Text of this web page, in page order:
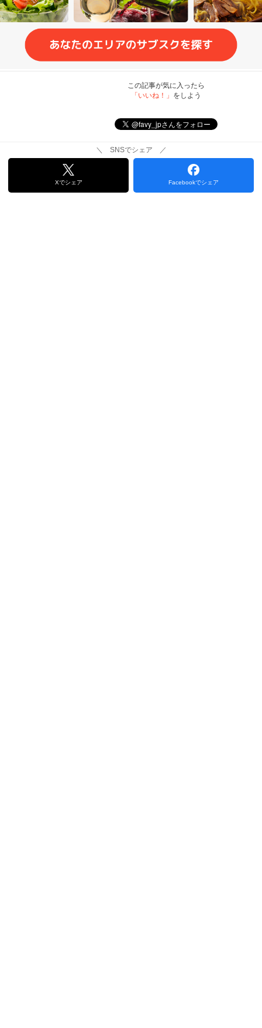
この記事が気に入ったら
「いいね！」 をしよう
＼ SNSでシェア ／
Xでシェア Facebookでシェア